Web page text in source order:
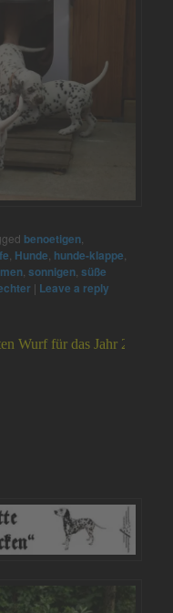
benoetigen,
, Hunde, hunde-klappe,
,sonnigen,süße
| Leave a reply
für das Jahr 2026 +++